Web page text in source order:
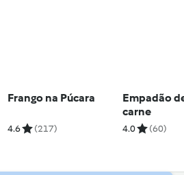
Frango na Púcara
4.6 (217)
Empadão
carne
4.0 (60)